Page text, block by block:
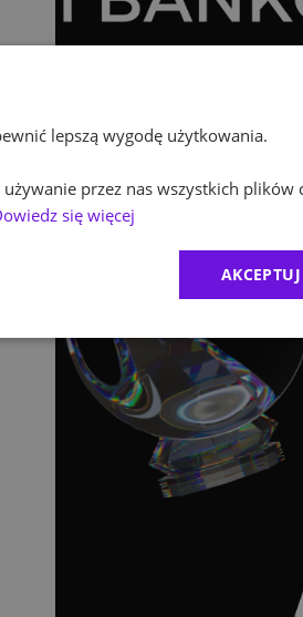
lepszą wygodę użytkowania.
przez nas wszystkich plików
się więcej